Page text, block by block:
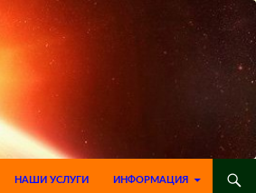
НАШИ УСЛУГИ ИНФОРМАЦИЯ